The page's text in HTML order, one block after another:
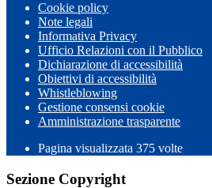
Cookie policy
Note legali
Informativa Privacy
Ufficio Relazioni con il Pubblico
Dichiarazione di accessibilità
Obiettivi di accessibilità
Whistleblowing
Gestione consensi cookie
Amministrazione trasparente
Pagina visualizzata 375 volte
Sezione Copyright